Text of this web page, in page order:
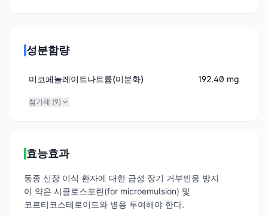
성분함량
미코페놀레이트나트륨(미분화) 192.40 mg
첨가제 (9)
효능효과
동종 신장 이식 환자에 대한 급성 장기 거부반응 방지
이 약은 시클로스포린(for microemulsion) 및
코르티코스테로이드와 병용 투여해야 한다.